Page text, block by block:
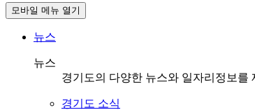
모바일 메뉴 열기
뉴스
뉴스
경기도의 다양한 뉴스와 일자리정보를
경기도 소식